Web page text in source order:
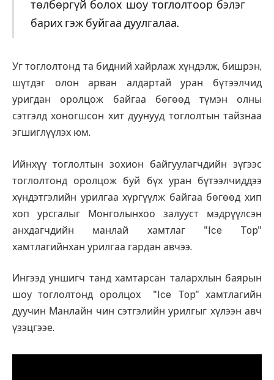
төлбөргүй болох шоу тоглолтоор бэлэг
барих гэж буйгаа дуулгалаа.
Уг тоглолтонд та бидний хайрлаж хүндэлж, бишрэн,
шүтдэг олон арван алдартай уран бүтээлчид
уригдан оролцож байгаа бөгөөд түмэн олны
сэтгэлд хоногшсон хит дуунууд тоглолтын тайзнаа
эгшиглүүлэх юм.
Ийнхүү тоглолтын зохион байгуулагчдийн зүгээс
тоглолтонд оролцож буй бүх уран бүтээлчиддээ
хүндэтгэлийн урилгаа хүргүүлж байгаа бөгөөд хип
хоп урсгалыг Монголынхоо залууст мэдрүүлсэн
анхдагчдийн манлай хамтлаг "Ice Top"
хамтлагийнхан урилгаа гардан авчээ.
Ингээд уншигч танд хамтарсан талархлын баярын
шоу тоглолтонд оролцох "Ice Top" хамтлагийн
дуучин Манлайн чин сэтгэлийн урилгыг хүлээн авч
үзэцгээе.